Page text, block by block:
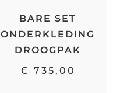
BARE SET
ONDERKLEDING
DROOGPAK
€ 735,00